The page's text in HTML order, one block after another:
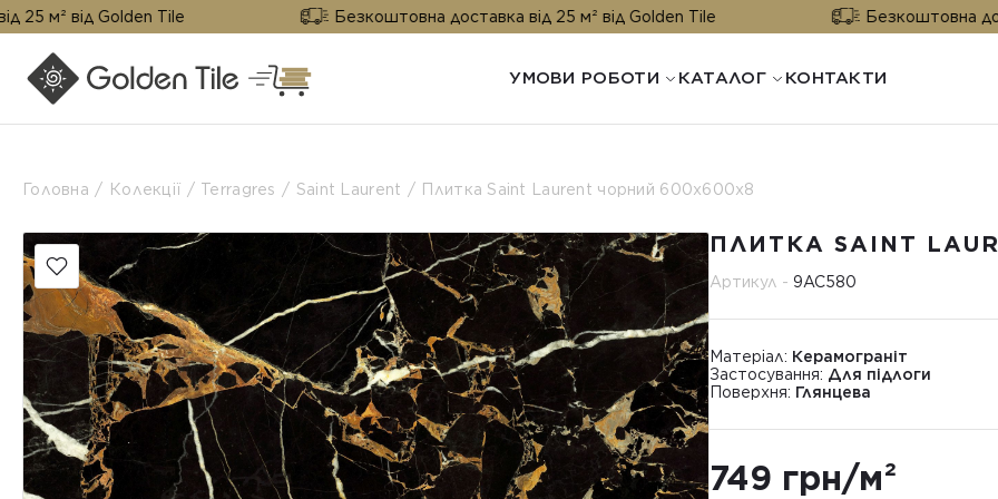
Golden Tile Безкоштовна доставка від 25 м² від Golden Tile Безкоштовна доставка
УМОВИ РОБОТИ КАТАЛОГ КОНТАКТИ
Головна Колекції Terragres Saint Laurent Плитка Saint Laurent чорний 600x600x8
ПЛИТКА SAINT
Артикул - 9АС580
Матеріал: Керамограніт
Застосування: Для підлоги
Поверхня: Глянцева
749 грн/м²